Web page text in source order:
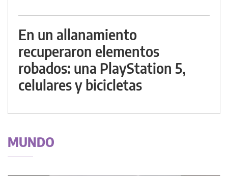
En un allanamiento
recuperaron elementos
robados: una PlayStation 5,
celulares y bicicletas
MUNDO